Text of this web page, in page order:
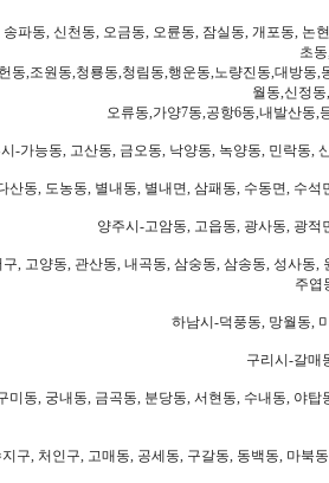
파동, 신천동, 오금동, 오륜동, 잠실동, 개포동,
초
동,조원동,청룡동,청림동,행운동,노량진동,대방
월동,신정
오류동,가양7동,공항6동,내발산동,
-가능동, 고산동, 금오동, 낙양동, 녹양동, 민락동,
산동, 도농동, 별내동, 별내면, 삼패동, 수동면, 수
양주시-고암동, 고읍동, 광사동, 광
, 고양동, 관산동, 내곡동, 삼숭동, 삼송동, 성사
주엽
하남시-덕풍동, 망월동,
구리시-갈매
미동, 궁내동, 금곡동, 분당동, 서현동, 수내동, 야
구, 처인구, 고매동, 공세동, 구갈동, 동백동, 마북